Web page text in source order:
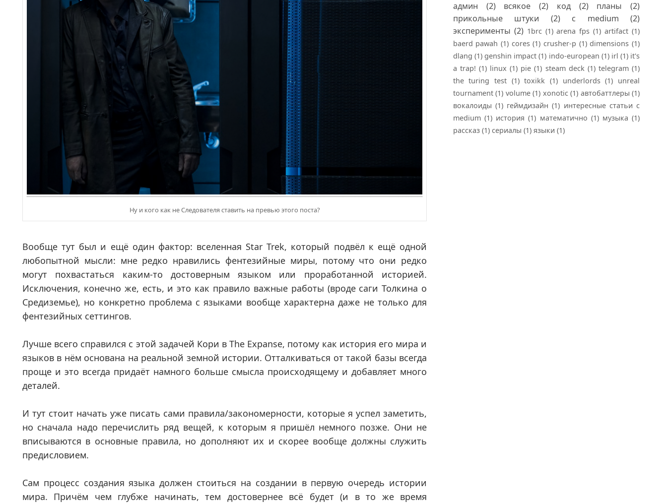
Ну и кого как не Следователя ставить на превью этого поста?
Вообще тут был и ещё один фактор: вселенная Star Trek, который подвёл к ещё одной
любопытной мысли: мне редко нравились фентезийные миры, потому что они редко
могут похвастаться каким-то достоверным языком или проработанной историей.
Исключения, конечно же, есть, и это как правило важные работы (вроде саги Толкина о
Средиземье), но конкретно проблема с языками вообще характерна даже не только для
фентезийных сеттингов.
Лучше всего справился с этой задачей Кори в The Expanse, потому как история его мира и
языков в нём основана на реальной земной истории. Отталкиваться от такой базы всегда
проще и это всегда придаёт намного больше смысла происходящему и добавляет много
деталей.
И тут стоит начать уже писать сами правила/закономерности, которые я успел заметить,
но сначала надо перечислить ряд вещей, к которым я пришёл немного позже. Они не
вписываются в основные правила, но дополняют их и скорее вообще должны служить
предисловием.
Сам процесс создания языка должен стоиться на создании в первую очередь истории
мира. Причём чем глубже начинать, тем достовернее всё будет (и в то же время
админ
(2) всякое (2) код (2) планы
(2)
прикольные штуки
(2) с medium
(2)
эксперименты (2) 1brc (1) arena fps (1) artifact (1)
baerd pawah (1) cores (1) crusher-p (1) dimensions (1)
dlang (1) genshin impact (1) indo-european (1) irl (1) it's
a trap! (1) linux (1) pie (1) steam deck (1) telegram (1)
the turing test (1) toxikk (1) underlords (1) unreal
tournament (1) volume (1) xonotic (1) автобаттлеры (1)
вокалоиды (1) геймдизайн (1) интересные статьи с
medium (1) история (1) математично (1) музыка (1)
рассказ (1) сериалы (1) языки (1)